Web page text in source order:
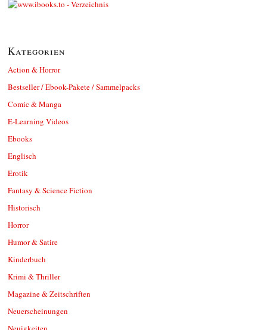
Kategorien
Action & Horror
Bestseller / Ebook-Pakete / Sammelpacks
Comic & Manga
E-Learning Videos
Ebooks
Englisch
Erotik
Fantasy & Science Fiction
Historisch
Horror
Humor & Satire
Kinderbuch
Krimi & Thriller
Magazine & Zeitschriften
Neuerscheinungen